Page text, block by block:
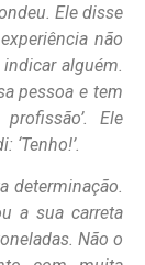
Ele disse
não
alguém.
pessoa e tem
Ele
determinação.
a sua carreta
Não o